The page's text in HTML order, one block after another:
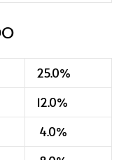
25.0%
12.0%
4.0%